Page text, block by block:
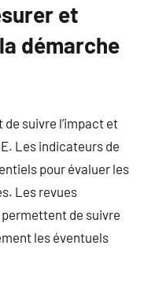
et
démarche
suivre l’impact et
Les indicateurs de
pour évaluer les
Les revues
de suivre
les éventuels